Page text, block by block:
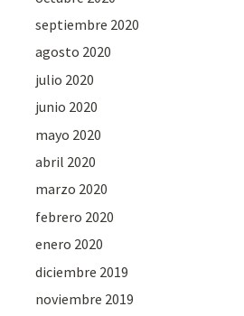
septiembre 2020
agosto 2020
julio 2020
junio 2020
mayo 2020
abril 2020
marzo 2020
febrero 2020
enero 2020
diciembre 2019
noviembre 2019